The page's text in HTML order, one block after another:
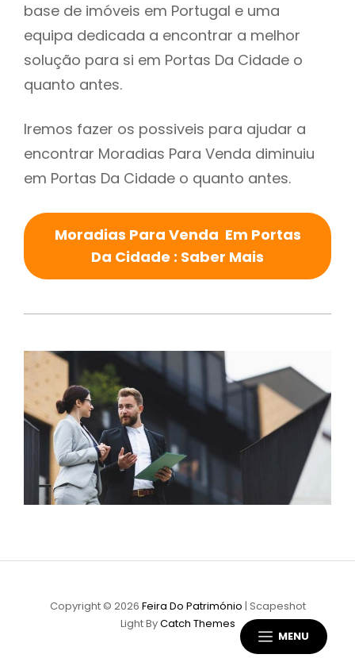
MENU
base de imóveis em Portugal e uma
equipa dedicada a encontrar a melhor
solução para si em Portas Da Cidade o
quanto antes.
Iremos fazer os possiveis para ajudar a
encontrar Moradias Para Venda diminuiu
em Portas Da Cidade o quanto antes.
Moradias Para Venda Em Portas
Da Cidade : Saber Mais
Copyright © 2026 Feira Do Património | Scapeshot
Light ByCatch Themes